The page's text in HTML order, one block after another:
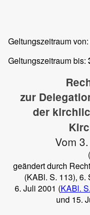
Geltungszeitraum von:
Geltungszeitraum bis:
zur
der
Vom
geändert durch
(KABl. S. 113), 6.
6. Juli 2001 (KABl.
und 15.